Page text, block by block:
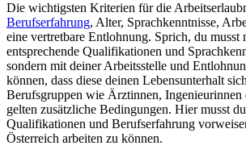
Die wichtigsten Kriterien für die
Berufserfahrung, Alter, Sprachkenntnisse,
eine vertretbare Entlohnung. Sprich, du musst
entsprechende Qualifikationen und
sondern mit deiner Arbeitsstelle und
können, dass diese deinen Lebensunterhalt
Berufsgruppen wie Ärztinnen, Ingenieurinnen
gelten zusätzliche Bedingungen. Hier musst
Qualifikationen und Berufserfahrung
Österreich arbeiten zu können.